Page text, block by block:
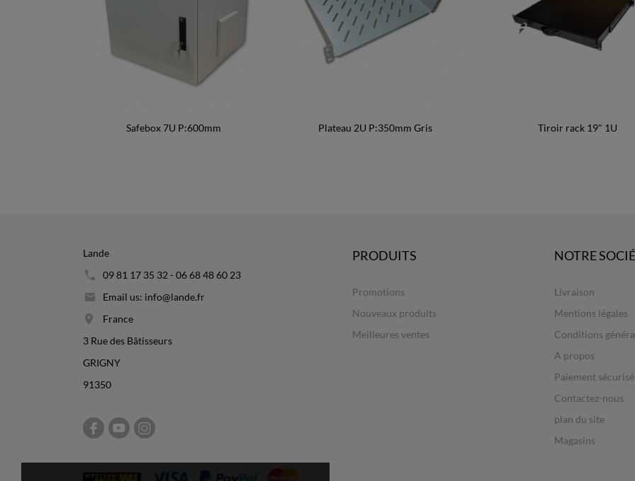
Safebox 7U P:600mm Plateau 2U P:350mm Gris Tiroir rack 19" 1U
Lande
09 81 17 35 32 - 06 68 48 60 23
Email us: info@lande.fr
France
3 Rue des Bâtisseurs
GRIGNY
91350
PRODUITS
Promotions
Nouveaux produits
Meilleures ventes
NOTRE
Livraison
Mentions légales
Conditions
A propos
Paiement sécurisé
Contactez-nous
plan du site
Magasins